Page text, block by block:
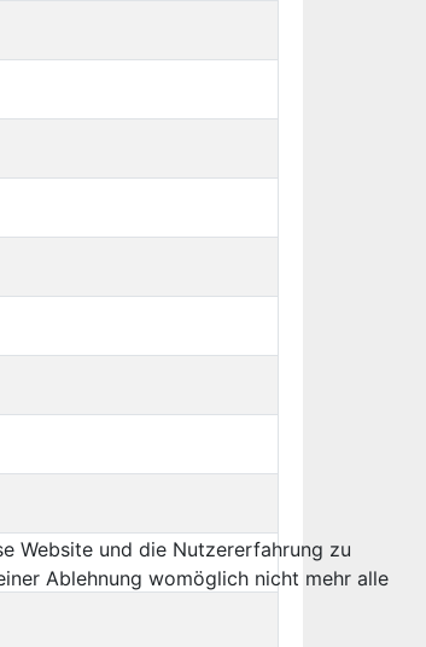
Website und die Nutzererfahrung zu
Ablehnung womöglich nicht mehr alle